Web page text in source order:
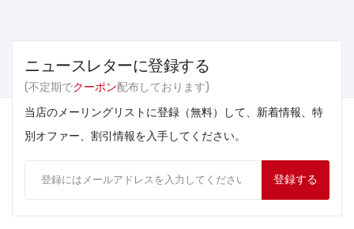
ニュースレターに登録する
(不定期でクーポン配布しております)
当店のメーリングリストに登録（無料）して、新着情報、特
別オファー、割引情報を入手してください。
登録する